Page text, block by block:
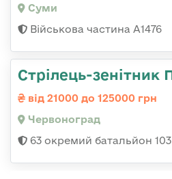
Суми
Військова частина А1476
Стрілець-зенітник
від 21000 до 125000 грн
Червоноград
63 окремий батальйон